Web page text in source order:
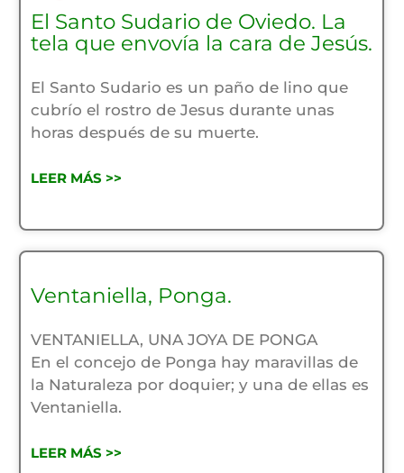
El Santo Sudario de Oviedo. La
tela que envovía la cara de Jesús.
El Santo Sudario es un paño de lino que
cubrío el rostro de Jesus durante unas
horas después de su muerte.
LEER MÁS >>
Ventaniella, Ponga.
VENTANIELLA, UNA JOYA DE PONGA
En el concejo de Ponga hay maravillas de
la Naturaleza por doquier; y una de ellas es
Ventaniella.
LEER MÁS >>